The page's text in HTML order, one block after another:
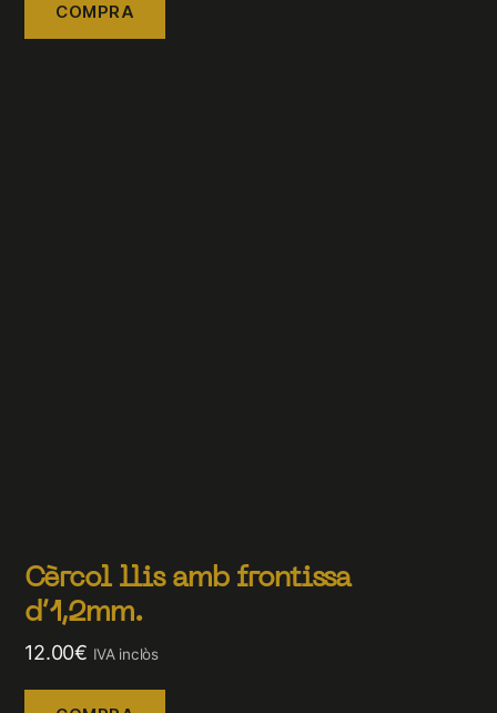
COMPRA
Cèrcol llis amb frontissa
d’1,2mm.
12.00€ IVA inclòs